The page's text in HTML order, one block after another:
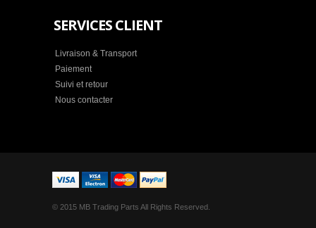
SERVICES CLIENT
Livraison & Transport
Paiement
Suivi et retour
Nous contacter
© 2015 MB Trading Parts All Rights Reserved.